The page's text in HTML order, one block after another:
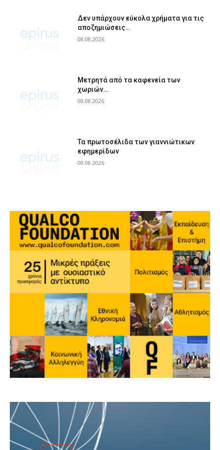
Δεν υπάρχουν εύκολα χρήματα για τις
αποζημιώσεις…
08.08.2026
Μετρητά από τα καφενεία των
χωριών…
08.08.2026
Τα πρωτοσέλιδα των γιαννιώτικων
εφημερίδων
08.08.2026